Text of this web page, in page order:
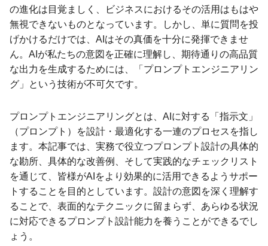
の進化は目覚ましく、ビジネスにおけるその活用はもはや
無視できないものとなっています。しかし、単に質問を投
げかけるだけでは、AIはその真価を十分に発揮できませ
ん。AIが私たちの意図を正確に理解し、期待通りの高品質
な出力を生成するためには、「プロンプトエンジニアリン
グ」という技術が不可欠です。
プロンプトエンジニアリングとは、AIに対する「指示文」
（プロンプト）を設計・最適化する一連のプロセスを指し
ます。本記事では、実務で役立つプロンプト設計の具体的
な勘所、具体的な改善例、そして実践的なチェックリスト
を通じて、皆様がAIをより効果的に活用できるようサポー
トすることを目的としています。設計の意図を深く理解す
ることで、表面的なテクニックに留まらず、あらゆる状況
に対応できるプロンプト設計能力を養うことができるでし
ょう。